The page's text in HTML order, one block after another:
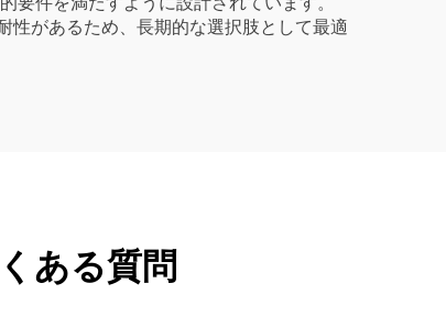
性があるため、長期的な選択肢として最適
ある質問